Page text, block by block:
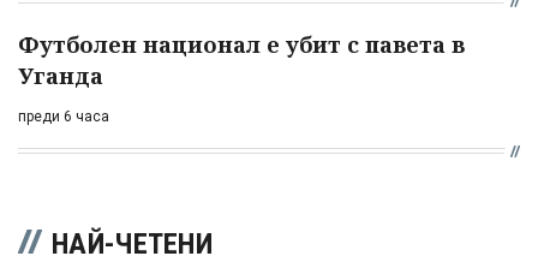
Футболен национал е убит с павета в
Уганда
преди 6 часа
НАЙ-ЧЕТЕНИ